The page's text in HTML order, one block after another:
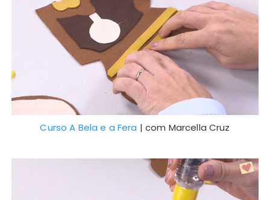
Curso A Bela e a Fera | com Marcella Cruz